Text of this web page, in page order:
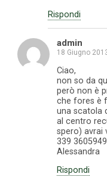
Rispondi
admin
18 Giugno
Ciao,
non so da
però non è
che fores è
una scatola
al centro
spero) avrai
339 3605949
Alessandra
Rispondi